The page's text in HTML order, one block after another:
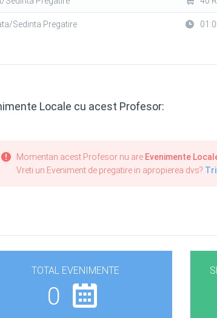
Sedinta Pregatire
Locale cu acest Profesor:
Momentan acest Profesor nu are Evenimente
Vreti un Eveniment de pregatire in apropierea dvs?
TOTAL EVENIMENTE
0